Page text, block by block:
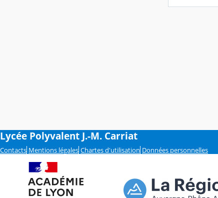
Lycée Polyvalent J.-M. Carriat
Contacts Mentions légales Chartes d'utilisation Données personnelles